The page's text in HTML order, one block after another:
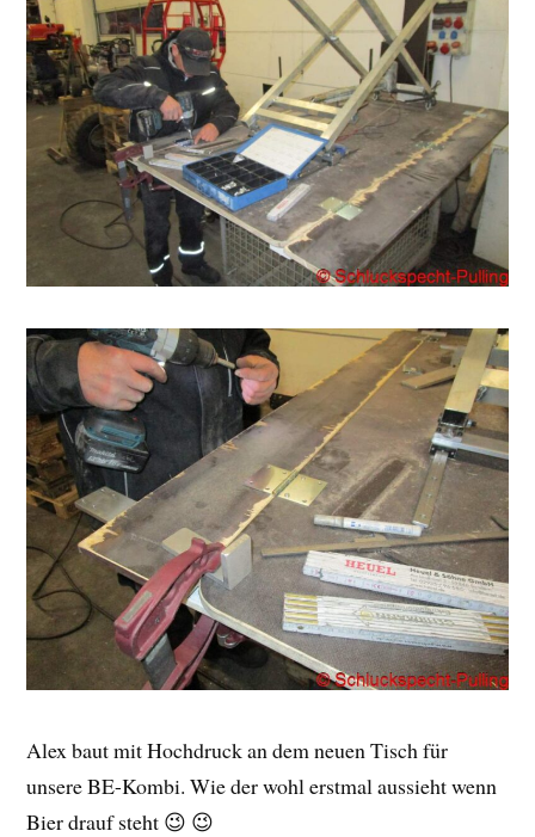
Alex baut mit Hochdruck an dem neuen Tisch für
unsere BE-Kombi. Wie der wohl erstmal aussieht wenn
Bier drauf steht 😉 😉